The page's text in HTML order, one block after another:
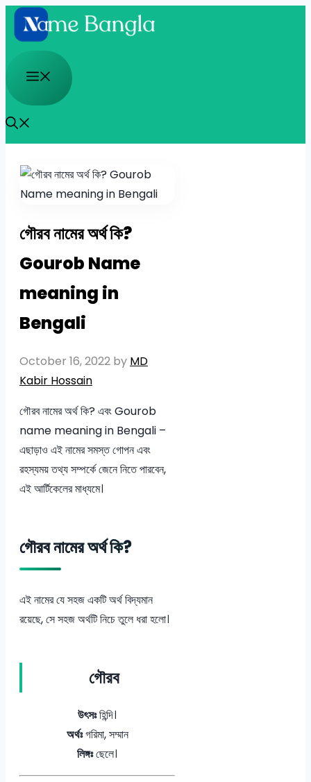
Skip
to
content
Menu
গৌরব নামের অর্থ কি?
Gourob Name
meaning in
Bengali
October 16, 2022 by MD
Kabir Hossain
গৌরব নামের অর্থ কি? এবং Gourob
name meaning in Bengali –
এছাড়াও এই নামের সমস্ত গোপন এবং
রহস্যময় তথ্য সম্পর্কে জেনে নিতে পারবেন,
এই আর্টিকেলের মাধ্যমে।
গৌরব নামের অর্থ কি?
এই নামের যে সহজ একটি অর্থ বিদ্যমান
রয়েছে, সে সহজ অর্থটি নিচে তুলে ধরা হলো।
গৌরব
উৎসঃহিন্দি।
অর্থঃগরিমা, সম্মান
লিঙ্গঃছেলে।